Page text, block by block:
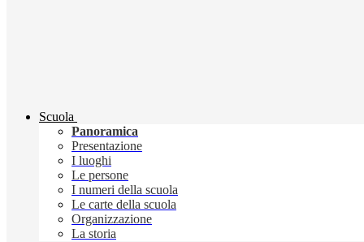
Scuola
Panoramica
Presentazione
I luoghi
Le persone
I numeri della scuola
Le carte della scuola
Organizzazione
La storia